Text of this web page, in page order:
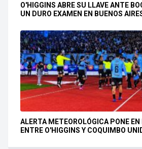
O'HIGGINS ABRE SU LLAVE ANTE
UN DURO EXAMEN EN BUENOS
ALERTA METEOROLÓGICA PONE
ENTRE O'HIGGINS Y COQUIMBO